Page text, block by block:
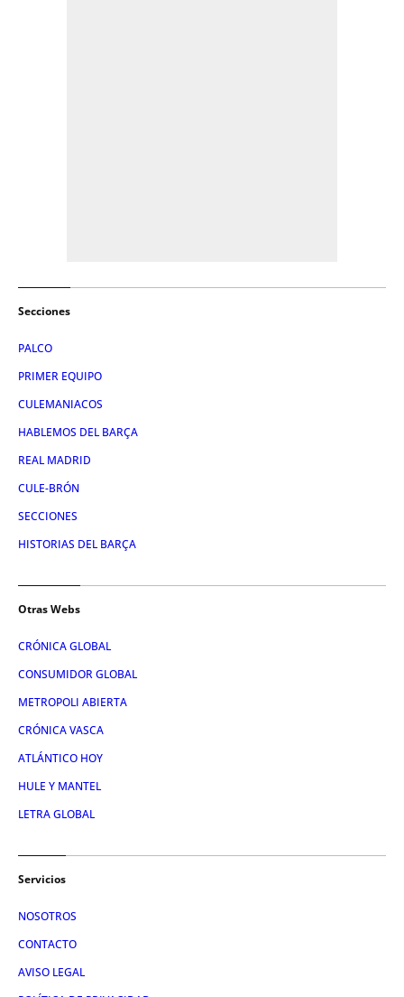
Secciones
PALCO
PRIMER EQUIPO
CULEMANIACOS
HABLEMOS DEL BARÇA
REAL MADRID
CULE-BRÓN
SECCIONES
HISTORIAS DEL BARÇA
Otras Webs
CRÓNICA GLOBAL
CONSUMIDOR GLOBAL
METROPOLI ABIERTA
CRÓNICA VASCA
ATLÁNTICO HOY
HULE Y MANTEL
LETRA GLOBAL
Servicios
NOSOTROS
CONTACTO
AVISO LEGAL